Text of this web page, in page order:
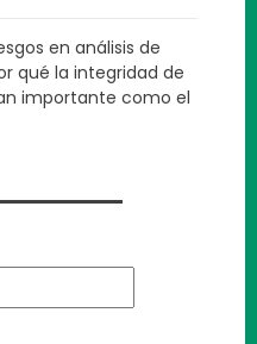
en análisis de
qué la integridad de
importante como el